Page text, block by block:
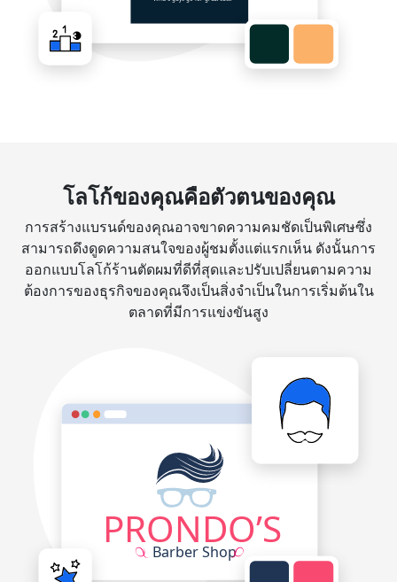
โลโก้ของคุณคือตัวตนของคุณ
การสร้างแบรนด์ของคุณอาจขาดความคมชัดเป็นพิเศษซึ่ง
สามารถดึงดูดความสนใจของผู้ชมตั้งแต่แรกเห็น ดังนั้นการ
ออกแบบโลโก้ร้านตัดผมที่ดีที่สุดและปรับเปลี่ยนตามความ
ต้องการของธุรกิจของคุณจึงเป็นสิ่งจำเป็นในการเริ่มต้นใน
ตลาดที่มีการแข่งขันสูง